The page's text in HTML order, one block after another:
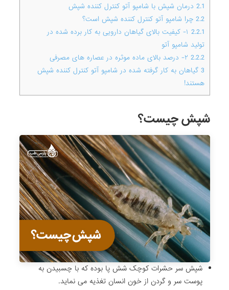
2.1 درمان شپش با شامپو آتو کنترل کننده شپش
2.2 چرا شامپو آتو کنترل کننده شپش است؟
2.2.1 ۱- کیفیت بالای گیاهان دارویی به کار برده شده در
تولید شامپو آتو
2.2.2
3 گیاهان به کار گرفته شده در شامپو آتو کنترل کننده شپش
هستند!
شپش چیست؟
شپش سر حشرات کوچک شش پا بوده که با چسبیدن به
پوست سر و گردن از خون انسان تغذیه می نماید.